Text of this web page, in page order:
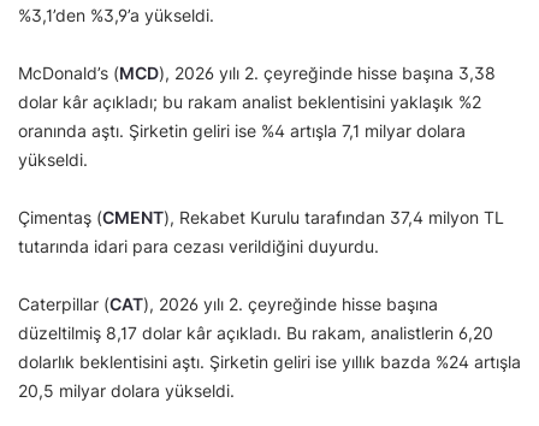
%3,1’den %3,9’a yükseldi.
McDonald’s (MCD), 2026 yılı 2. çeyreğinde hisse başına 3,38
dolar kâr açıkladı; bu rakam analist beklentisini yaklaşık %2
oranında aştı. Şirketin geliri ise %4 artışla 7,1 milyar dolara
yükseldi.
Çimentaş (CMENT), Rekabet Kurulu tarafından 37,4 milyon TL
tutarında idari para cezası verildiğini duyurdu.
Caterpillar (CAT), 2026 yılı 2. çeyreğinde hisse başına
düzeltilmiş 8,17 dolar kâr açıkladı. Bu rakam, analistlerin 6,20
dolarlık beklentisini aştı. Şirketin geliri ise yıllık bazda %24 artışla
20,5 milyar dolara yükseldi.